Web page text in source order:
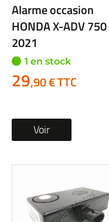
Alarme occasion
HONDA X-ADV 750
2021
1 en stock
29,90 € TTC
Voir